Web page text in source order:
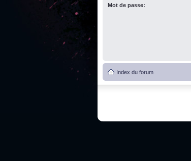
Mot de passe:
Index du forum